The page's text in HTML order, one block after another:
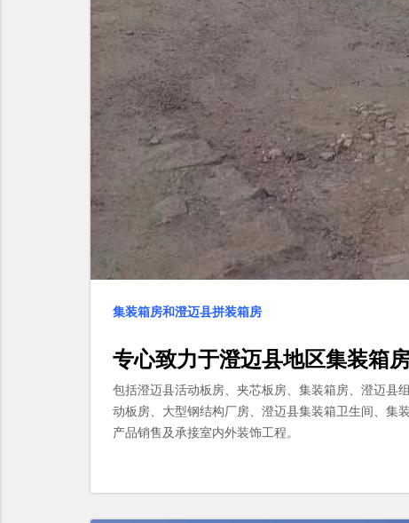
集装箱房和澄迈县拼装箱房
专心致力于澄迈县地区集装箱
包括澄迈县活动板房、夹芯板房、集装箱房、澄迈县
动板房、大型钢结构厂房、澄迈县集装箱卫生间、集
产品销售及承接室内外装饰工程。